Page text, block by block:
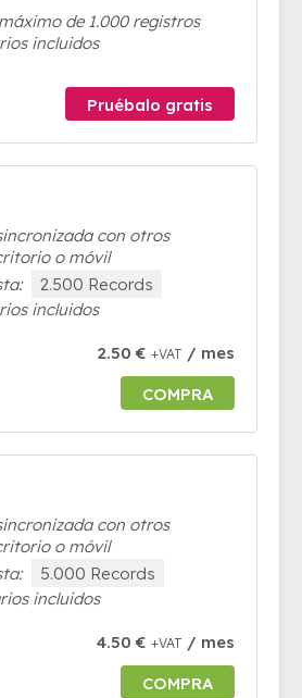
de 1.000 registros
incluidos
Pruébalo gratis
con otros
o móvil
2.500 Records
incluidos
2.50 € +VAT / mes
COMPRA
con otros
o móvil
5.000 Records
incluidos
4.50 € +VAT / mes
COMPRA